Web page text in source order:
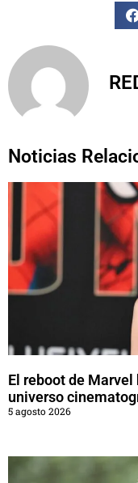
Noticias
El reboot de
universo
5 agosto 2026